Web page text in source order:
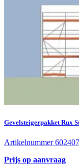
Gevelsteigerpakket Rux
Artikelnummer 602407
Prijs op aanvraag